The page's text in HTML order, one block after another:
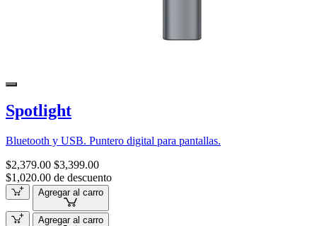
Spotlight
Bluetooth y USB. Puntero digital para pantallas.
$2,379.00 $3,399.00
$1,020.00 de descuento
Agregar al carro
Agregar al carro